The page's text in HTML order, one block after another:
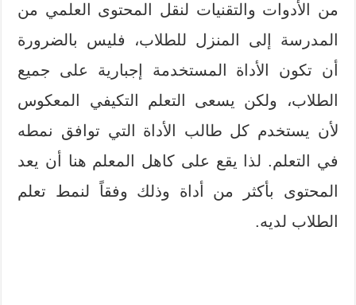
من الأدوات والتقنيات لنقل المحتوى العلمي من
المدرسة إلى المنزل للطلاب، فليس بالضرورة
أن تكون الأداة المستخدمة إجبارية على جميع
الطلاب، ولكن يسعى التعلم التكيفي المعكوس
لأن يستخدم كل طالب الأداة التي توافق نمطه
في التعلم. لذا يقع على كاهل المعلم هنا أن يعد
المحتوى بأكثر من أداة وذلك وفقاً لنمط تعلم
الطلاب لديه.